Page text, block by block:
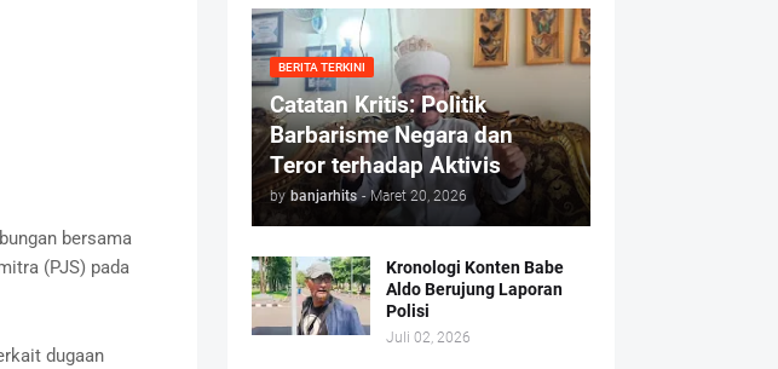
bersama
(PJS) pada
dugaan
BERITA TERKINI
Catatan Kritis: Politik
Barbarisme Negara dan
Teror terhadap Aktivis
by banjarhits - Maret 20, 2026
Kronologi Konten Babe
Aldo Berujung Laporan
Polisi
Juli 02, 2026